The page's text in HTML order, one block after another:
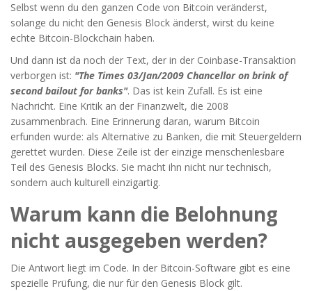
Selbst wenn du den ganzen Code von Bitcoin veränderst,
solange du nicht den Genesis Block änderst, wirst du keine
echte Bitcoin-Blockchain haben.
Und dann ist da noch der Text, der in der Coinbase-Transaktion
verborgen ist: "The Times 03/Jan/2009 Chancellor on brink of
second bailout for banks". Das ist kein Zufall. Es ist eine
Nachricht. Eine Kritik an der Finanzwelt, die 2008
zusammenbrach. Eine Erinnerung daran, warum Bitcoin
erfunden wurde: als Alternative zu Banken, die mit Steuergeldern
gerettet wurden. Diese Zeile ist der einzige menschenlesbare
Teil des Genesis Blocks. Sie macht ihn nicht nur technisch,
sondern auch kulturell einzigartig.
Warum kann die Belohnung
nicht ausgegeben werden?
Die Antwort liegt im Code. In der Bitcoin-Software gibt es eine
spezielle Prüfung, die nur für den Genesis Block gilt.